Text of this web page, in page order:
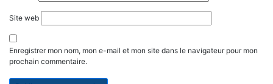
Site web
Enregistrer mon nom, mon e-mail et mon site dans le navigateur pour mon
prochain commentaire.